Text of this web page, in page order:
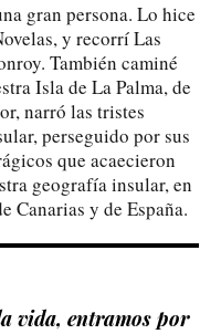
gran persona. Lo hice
y recorrí Las
También caminé
Isla de La Palma, de
narró las tristes
perseguido por sus
que acaecieron
geografía insular, en
Canarias y de España.
vida, entramos por